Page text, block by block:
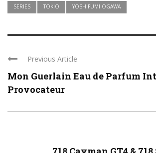
SERIES
TOKIO YOSHIFUMI OGAWA
Previous Article
Mon Guerlain Eau de Parfum
Provocateur